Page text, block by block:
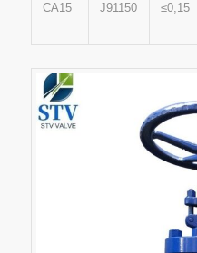
CA15 J91150 ≤0,15